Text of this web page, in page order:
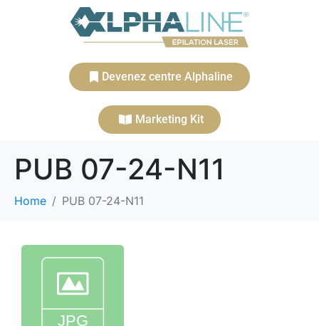
Devenez centre Alphaline
Marketing Kit
PUB 07-24-N11
Home PUB 07-24-N11